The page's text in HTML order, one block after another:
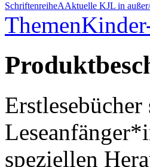
SchriftenreiheAAktuelle KJL in
Themen
speziellen